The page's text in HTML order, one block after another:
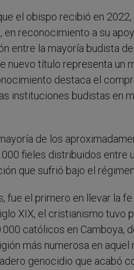
el obispo recibió en
en reconocimiento a su
entre la mayoría budista
nuevo título representa un
destaca el
instituciones budistas en
de los
fieles distribuidos entre
que sufrió bajo el
fue el primero en llevar la
XIX, el cristianismo tuvo
católicos en Camboya,
más numerosa en aquel
genocidio que acabó